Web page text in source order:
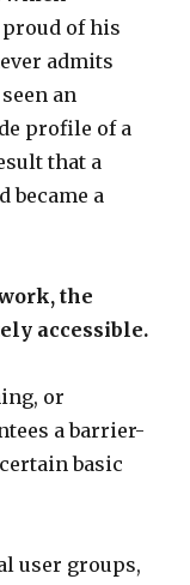
of his
admits
an
profile of a
that a
became a
the
accessible.
or
a barrier-
basic
user groups,